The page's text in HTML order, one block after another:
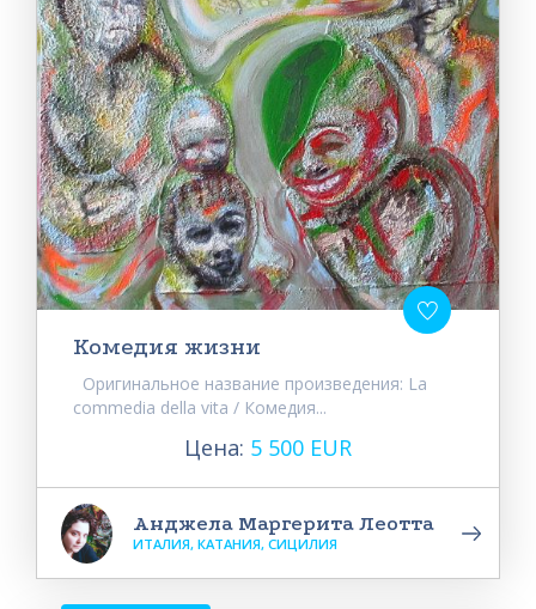
Комедия жизни
Оригинальное название произведения: La
commedia della vita / Комедия...
Цена: 5 500 EUR
Анджела Маргерита Леотта
ИТАЛИЯ, КАТАНИЯ, СИЦИЛИЯ